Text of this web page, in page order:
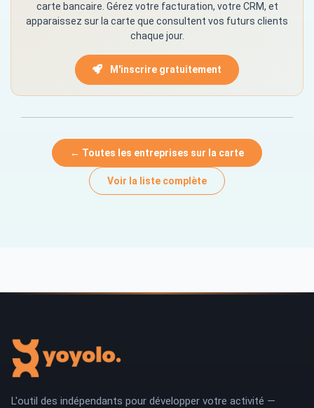
carte bancaire. Gérez votre facturation, votre CRM, et
apparaissez sur la carte que consultent vos futurs clients
chaque jour.
M'inscrire gratuitement
← Toutes les entreprises sur la carte
Voir la liste complète
L'outil des indépendants pour développer votre activité —